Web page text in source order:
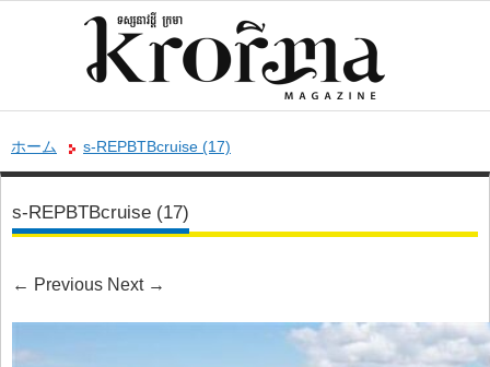
ホーム s-REPBTBcruise (17)
s-REPBTBcruise (17)
← Previous Next →